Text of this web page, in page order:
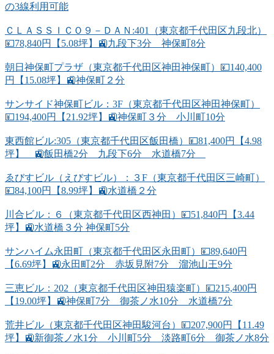
の3線利用可能
ＣＬＡＳＳＩＣＯ９－ＤＡＮ:401（東京都千代田区九段北）
💴78,840円【5.08坪】🚉九段下3分 神保町8分
朝日神保町プラザ（東京都千代田区神田神保町）💴140,400
円【15.08坪】🚉神保町２分
サンサイド神保町ビル：3F（東京都千代田区神田神保町）
💴194,400円【21.92坪】🚉神保町３分 小川町10分
東西館ビル:305（東京都千代田区飯田橋）💴81,400円【4.98
坪】 🚉飯田橋2分 九段下6分 水道橋7分
ゑびすビル（えびすビル）：３F（東京都千代田区三崎町）
💴84,100円【8.99坪】🚉水道橋２分
川合ビル：６（東京都千代田区西神田）💴51,840円【3.44
坪】🚉水道橋３分 神保町5分
サンハイム永田町（東京都千代田区永田町）💴89,640円
【6.69坪】🚉永田町2分 赤坂見附7分 溜池山王9分
三恵ビル：202（東京都千代田区神田猿楽町）💴215,400円
【19.00坪】🚉神保町7分 御茶ノ水10分 水道橋7分
荒井ビル（東京都千代田区神田駿河台）💴207,900円【11.49
坪】🚉新御茶ノ水1分 小川町5分 淡路町6分 御茶ノ水8分